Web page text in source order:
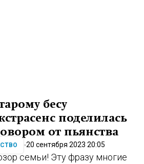
бесу
поделилась
от пьянства
20 сентября 2023 20:05
семьи! Эту фразу многие